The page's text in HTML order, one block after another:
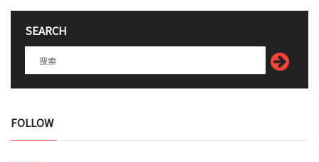
SEARCH
FOLLOW